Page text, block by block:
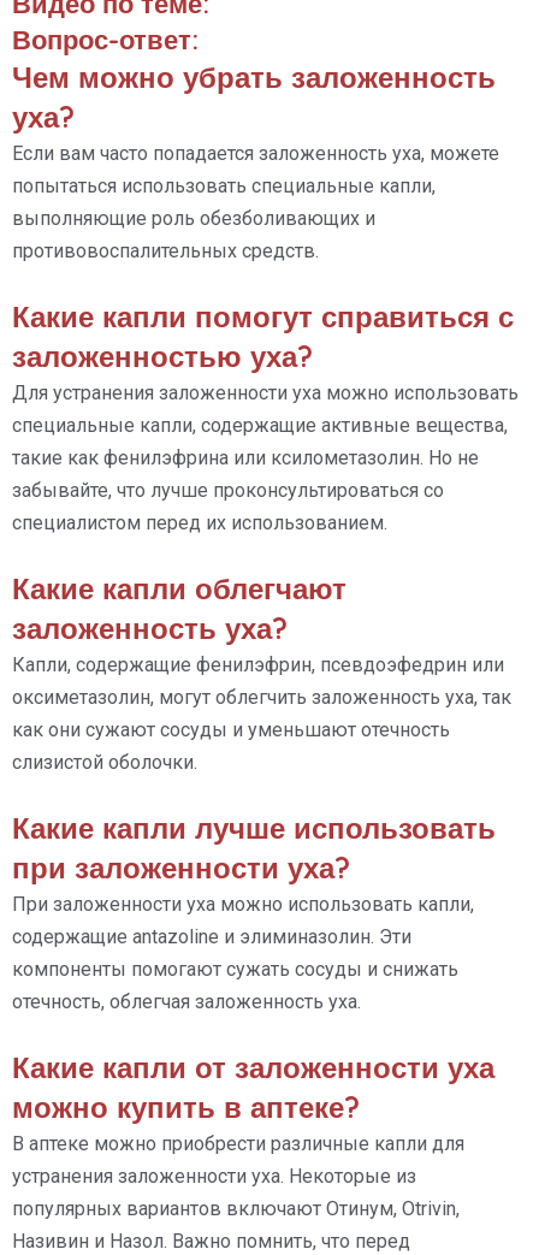
Вопрос-ответ:
Чем можно убрать заложенность
уха?
Если вам часто попадается заложенность уха, можете
попытаться использовать специальные капли,
выполняющие роль обезболивающих и
противовоспалительных средств.
Какие капли помогут справиться с
заложенностью уха?
Для устранения заложенности уха можно использовать
специальные капли, содержащие активные вещества,
такие как фенилэфрина или ксилометазолин. Но не
забывайте, что лучше проконсультироваться со
специалистом перед их использованием.
Какие капли облегчают
заложенность уха?
Капли, содержащие фенилэфрин, псевдоэфедрин или
оксиметазолин, могут облегчить заложенность уха, так
как они сужают сосуды и уменьшают отечность
слизистой оболочки.
Какие капли лучше использовать
при заложенности уха?
При заложенности уха можно использовать капли,
содержащие antazoline и элиминазолин. Эти
компоненты помогают сужать сосуды и снижать
отечность, облегчая заложенность уха.
Какие капли от заложенности уха
можно купить в аптеке?
В аптеке можно приобрести различные капли для
устранения заложенности уха. Некоторые из
популярных вариантов включают Отинум, Otrivin,
Називин и Назол. Важно помнить, что перед